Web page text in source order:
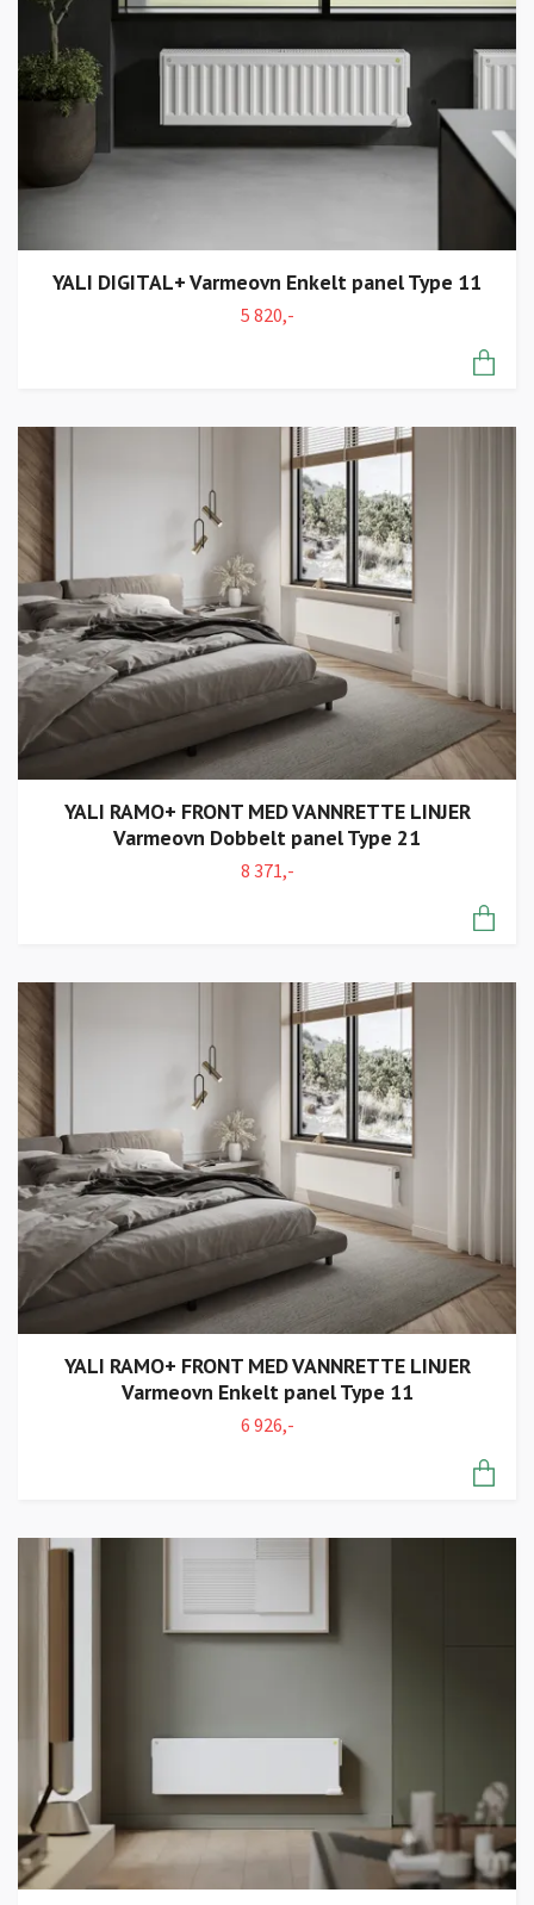
YALI DIGITAL+ Varmeovn Enkelt panel Type 11
5 820,-
YALI RAMO+ FRONT MED VANNRETTE LINJER
Varmeovn Dobbelt panel Type 21
8 371,-
YALI RAMO+ FRONT MED VANNRETTE LINJER
Varmeovn Enkelt panel Type 11
6 926,-